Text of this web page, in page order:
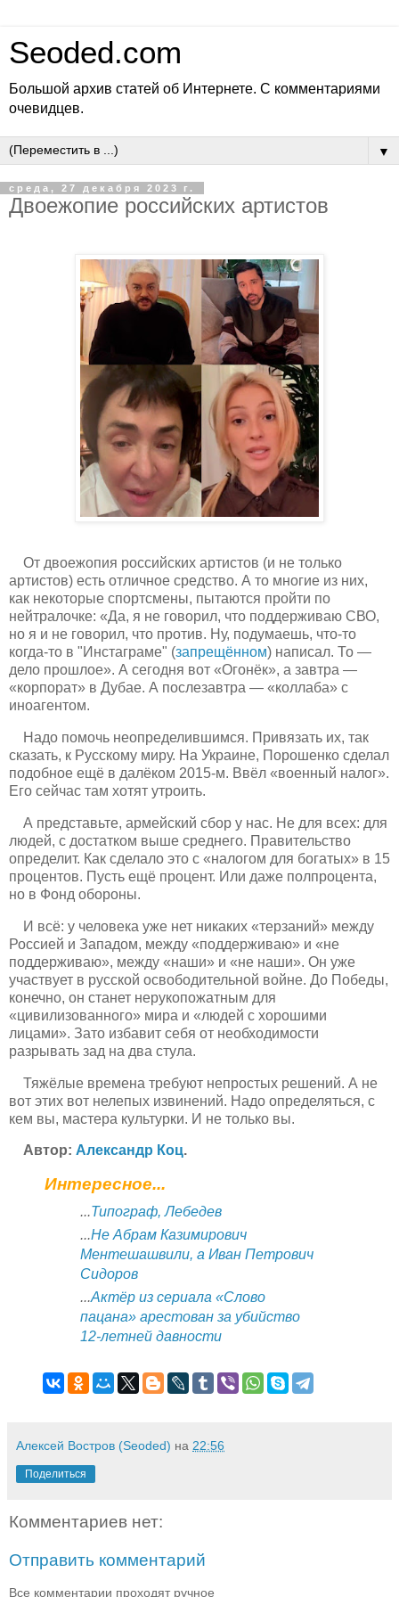
Seoded.com
Большой архив статей об Интернете. С комментариями
очевидцев.
▼
среда, 27 декабря 2023 г.
Двоежопие российских артистов
От двоежопия российских артистов (и не только
артистов) есть отличное средство. А то многие из них,
как некоторые спортсмены, пытаются пройти по
нейтралочке: «Да, я не говорил, что поддерживаю СВО,
но я и не говорил, что против. Ну, подумаешь, что-то
когда-то в "Инстаграме" (запрещённом) написал. То —
дело прошлое». А сегодня вот «Огонёк», а завтра —
«корпорат» в Дубае. А послезавтра — «коллаба» с
иноагентом.
Надо помочь неопределившимся. Привязать их, так
сказать, к Русскому миру. На Украине, Порошенко сделал
подобное ещё в далёком 2015-м. Ввёл «военный налог».
Его сейчас там хотят утроить.
А представьте, армейский сбор у нас. Не для всех: для
людей, с достатком выше среднего. Правительство
определит. Как сделало это с «налогом для богатых» в 15
процентов. Пусть ещё процент. Или даже полпроцента,
но в Фонд обороны.
И всё: у человека уже нет никаких «терзаний» между
Россией и Западом, между «поддерживаю» и «не
поддерживаю», между «наши» и «не наши». Он уже
участвует в русской освободительной войне. До Победы,
конечно, он станет нерукопожатным для
«цивилизованного» мира и «людей с хорошими
лицами». Зато избавит себя от необходимости
разрывать зад на два стула.
Тяжёлые времена требуют непростых решений. А не
вот этих вот нелепых извинений. Надо определяться, с
кем вы, мастера культурки. И не только вы.
Автор: Александр Коц.
Интересное...
...Типограф, Лебедев
...Не Абрам Казимирович
Ментешашвили, а Иван Петрович
Сидоров
...Актёр из сериала «Слово
пацана» арестован за убийство
12-летней давности
Алексей Востров (Seoded) на 22:56
Поделиться
Комментариев нет:
Отправить комментарий
Все комментарии проходят ручное